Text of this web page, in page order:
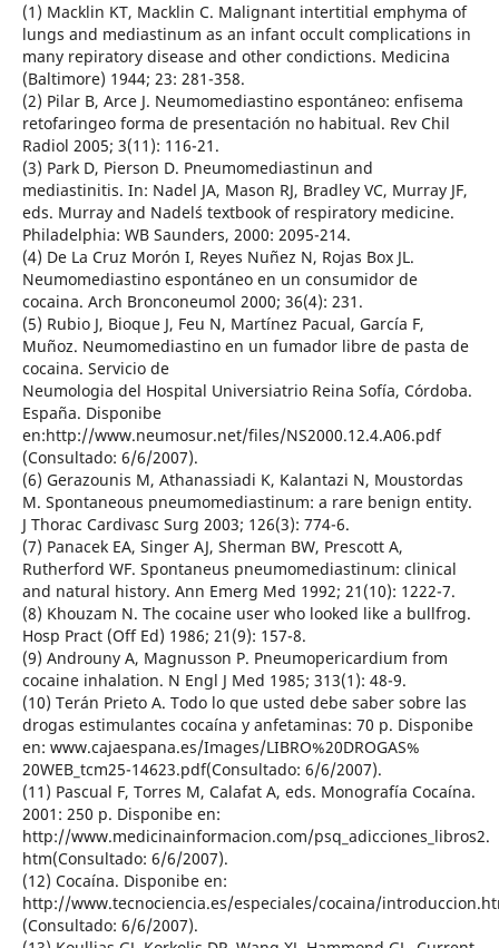
(1) Macklin KT, Macklin C. Malignant intertitial emphyma of
lungs and mediastinum as an infant occult complications in
many repiratory disease and other condictions. Medicina
(Baltimore) 1944; 23: 281-358.
(2) Pilar B, Arce J. Neumomediastino espontáneo: enfisema
retofaringeo forma de presentación no habitual. Rev Chil
Radiol 2005; 3(11): 116-21.
(3) Park D, Pierson D. Pneumomediastinun and
mediastinitis. In: Nadel JA, Mason RJ, Bradley VC, Murray JF,
eds. Murray and Nadel´s textbook of respiratory medicine.
Philadelphia: WB Saunders, 2000: 2095-214.
(4) De La Cruz Morón I, Reyes Nuñez N, Rojas Box JL.
Neumomediastino espontáneo en un consumidor de
cocaina. Arch Bronconeumol 2000; 36(4): 231.
(5) Rubio J, Bioque J, Feu N, Martínez Pacual, García F,
Muñoz. Neumomediastino en un fumador libre de pasta de
cocaina. Servicio de
Neumologia del Hospital Universiatrio Reina Sofía, Córdoba.
España. Disponibe
en:http://www.neumosur.net/files/NS2000.12.4.A06.pdf
(Consultado: 6/6/2007).
(6) Gerazounis M, Athanassiadi K, Kalantazi N, Moustordas
M. Spontaneous pneumomediastinum: a rare benign entity.
J Thorac Cardivasc Surg 2003; 126(3): 774-6.
(7) Panacek EA, Singer AJ, Sherman BW, Prescott A,
Rutherford WF. Spontaneus pneumomediastinum: clinical
and natural history. Ann Emerg Med 1992; 21(10): 1222-7.
(8) Khouzam N. The cocaine user who looked like a bullfrog.
Hosp Pract (Off Ed) 1986; 21(9): 157-8.
(9) Androuny A, Magnusson P. Pneumopericardium from
cocaine inhalation. N Engl J Med 1985; 313(1): 48-9.
(10) Terán Prieto A. Todo lo que usted debe saber sobre las
drogas estimulantes cocaína y anfetaminas: 70 p. Disponibe
en: www.cajaespana.es/Images/LIBRO%20DROGAS%
20WEB_tcm25-14623.pdf(Consultado: 6/6/2007).
(11) Pascual F, Torres M, Calafat A, eds. Monografía Cocaína.
2001: 250 p. Disponibe en:
http://www.medicinainformacion.com/psq_adicciones_libros2.
htm(Consultado: 6/6/2007).
(12) Cocaína. Disponibe en:
http://www.tecnociencia.es/especiales/cocaina/
(Consultado: 6/6/2007).